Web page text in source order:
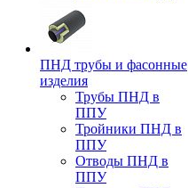
ПНД трубы и фасонные
изделия
Трубы ПНД в
ППУ
Тройники ПНД в
ППУ
Отводы ПНД в
ППУ